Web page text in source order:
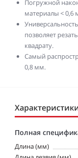
Погружной
материалы < 0,6
позволяет
квадрату.
Самый
0,8 мм.
Полная
Длина (мм)